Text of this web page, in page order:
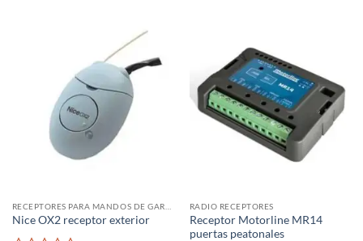
Nice OX2 receptor exterior
RADIO RECEPTORES
Receptor Motorline MR14
puertas peatonales